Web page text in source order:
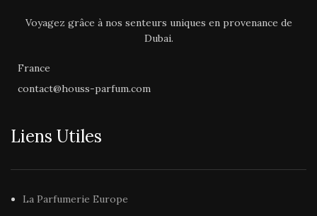
Voyagez grâce à nos senteurs uniques en provenance de
Dubai.
France
contact@houss-parfum.com
Liens Utiles
La Parfumerie Europe